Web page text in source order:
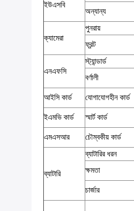
ইউএসবি
অন্যান্য
ক্যামেরা
পুনরায়
ফ্রন্ট
এনএফসি
স্ট্যান্ডার্ড
বর্ণালী
আইসি কার্ড যোগাযোগহীন কার্ড
ইএমভি কার্ড
স্মার্ট কার্ড
এমএসআর চৌম্বকীয় কার্ড
ব্যাটারি
ব্যাটারির ধরন
ক্ষমতা
চার্জার